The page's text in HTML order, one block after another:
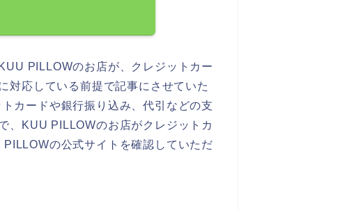
PILLOWのお店が、クレジットカー
対応している前提で記事にさせていた
カードや銀行振り込み、代引などの支
、KUU PILLOWのお店がクレジットカ
の公式サイトを確認していただ